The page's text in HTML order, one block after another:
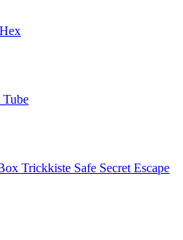
Tube
Trickkiste Safe Secret Escape